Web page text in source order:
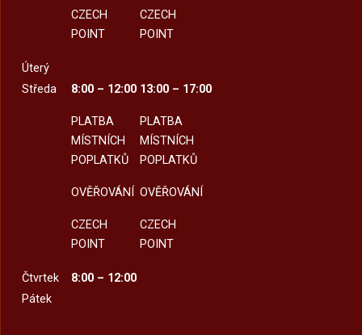
CZECH
POINT
CZECH
POINT
Úterý
Středa
8:00 – 12:00
PLATBA
MÍSTNÍCH
POPLATKŮ
OVĚŘOVÁNÍ
CZECH
POINT
13:00 – 17:00
PLATBA
MÍSTNÍCH
POPLATKŮ
OVĚŘOVÁNÍ
CZECH
POINT
Čtvrtek
8:00 – 12:00
Pátek